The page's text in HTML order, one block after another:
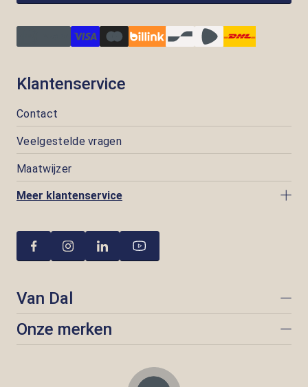
Klantenservice
Contact
Veelgestelde vragen
Maatwijzer
Meer klantenservice
Van Dal
Onze merken